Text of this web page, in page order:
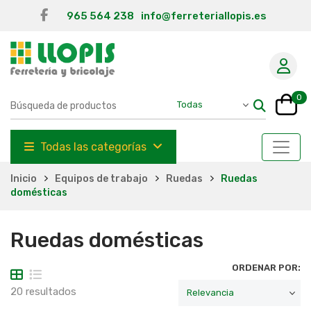
965 564 238 info@ferreteriallopis.es
0
Todas las categorías
Inicio Equipos de trabajo Ruedas
Ruedas
domésticas
Ruedas domésticas
20 resultados
ORDENAR POR: